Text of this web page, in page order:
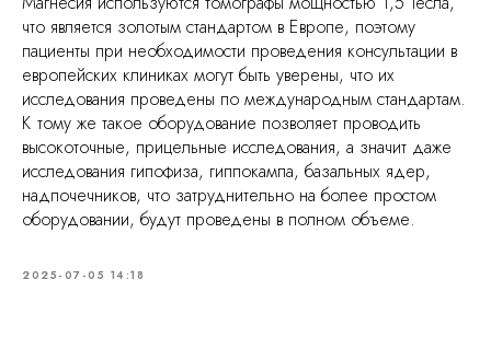
что является золотым стандартом в Европе, поэтому
пациенты при необходимости проведения консультации в
европейских клиниках могут быть уверены, что их
исследования проведены по международным стандартам.
К тому же такое оборудование позволяет проводить
высокоточные, прицельные исследования, а значит даже
исследования гипофиза, гиппокампа, базальных ядер,
надпочечников, что затруднительно на более простом
оборудовании, будут проведены в полном объеме.
2025-07-05 14:18